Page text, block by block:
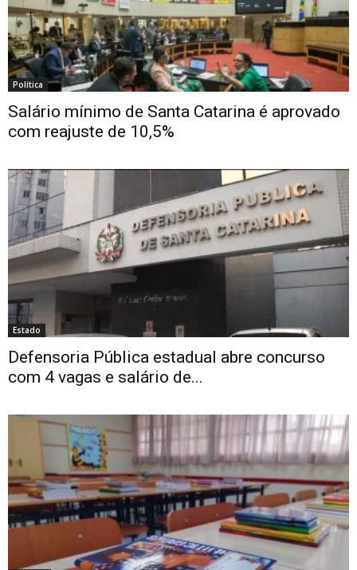
Política
Salário mínimo de Santa Catarina é aprovado
com reajuste de 10,5%
Estado
Defensoria Pública estadual abre concurso
com 4 vagas e salário de...